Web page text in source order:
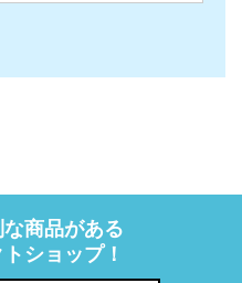
商品がある
ショップ！